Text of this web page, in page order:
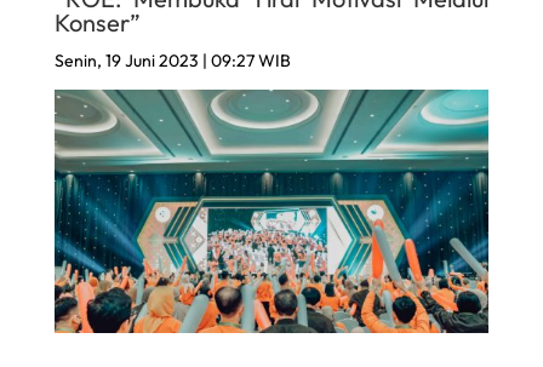
Konser”
Senin, 19 Juni 2023 | 09:27 WIB